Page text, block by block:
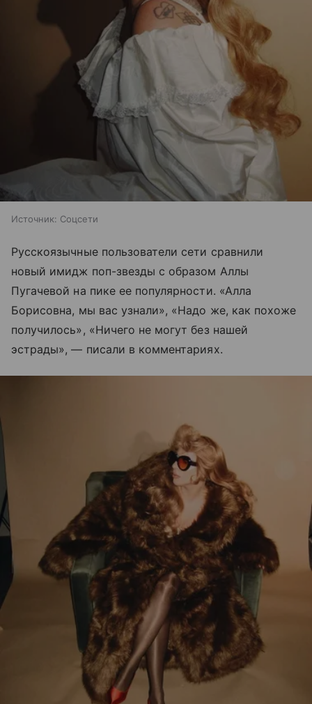
Источник: Соцсети
Русскоязычные пользователи сети сравнили
новый имидж поп-звезды с образом Аллы
Пугачевой на пике ее популярности. «Алла
Борисовна, мы вас узнали», «Надо же, как похоже
получилось», «Ничего не могут без нашей
эстрады», — писали в комментариях.